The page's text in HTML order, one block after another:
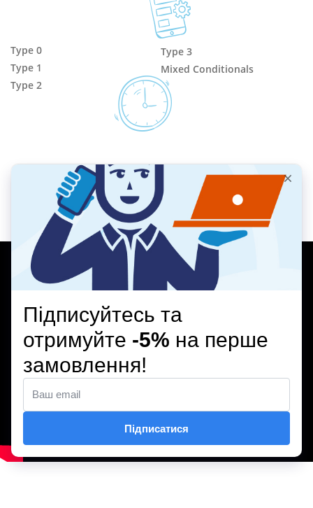
Type 0
Type 1
Type 2
Type 3
Mixed Conditionals
ВІДЕООГЛЯД